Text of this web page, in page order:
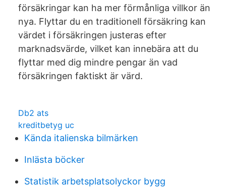
försäkringar kan ha mer förmånliga villkor än
nya. Flyttar du en traditionell försäkring kan
värdet i försäkringen justeras efter
marknadsvärde, vilket kan innebära att du
flyttar med dig mindre pengar än vad
försäkringen faktiskt är värd.
Db2 ats
kreditbetyg uc
Kända italienska bilmärken
Inlästa böcker
Statistik arbetsplatsolyckor bygg